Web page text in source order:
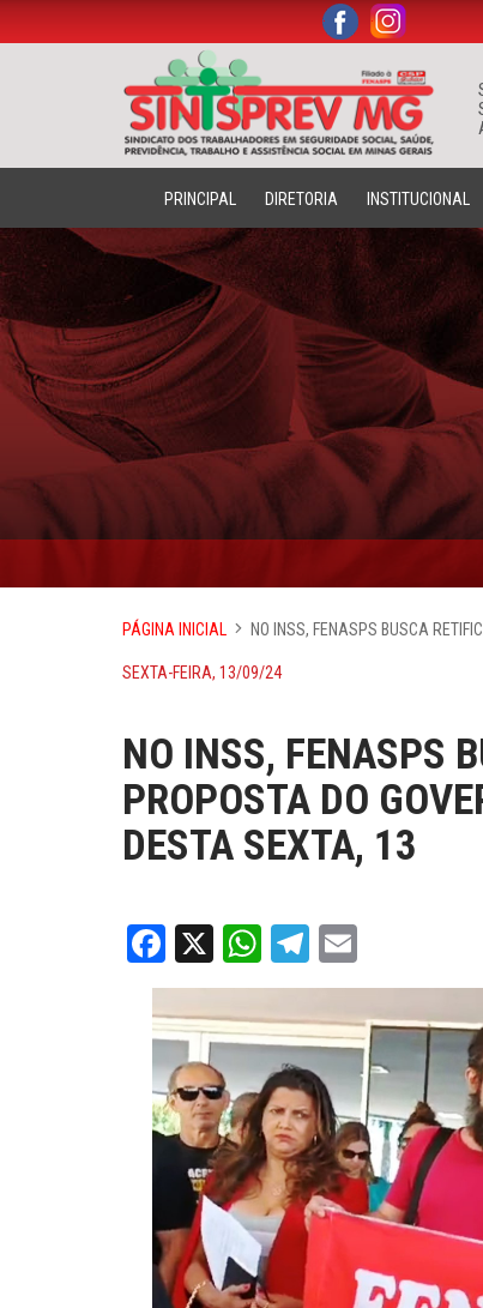
. .
PRINCIPAL DIRETORIA INSTITUCIONAL
PÁGINA INICIAL NO INSS, FENASPS BUSCA
SEXTA-FEIRA, 13/09/24
NO INSS, FENASPS
PROPOSTA DO
DESTA SEXTA, 13
Facebook
X WhatsApp
Telegram